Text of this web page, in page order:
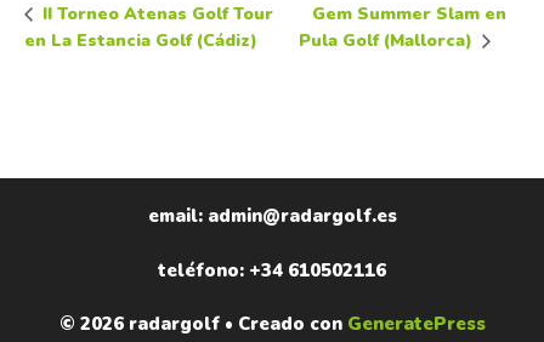
II Torneo Atenas Golf Tour
en La Estancia Golf (Cádiz)
Gem Summer Slam en
Pula Golf (Mallorca)
email: admin@radargolf.es
teléfono: +34 610502116
© 2026 radargolf• Creado con GeneratePress